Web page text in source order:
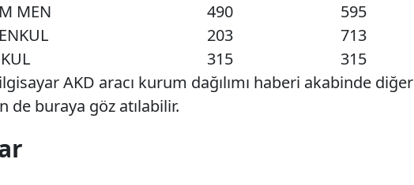
MEN
490
595
203
713
315
315
AKD aracı kurum dağılımı haberi akabinde diğer
de buraya göz atılabilir.